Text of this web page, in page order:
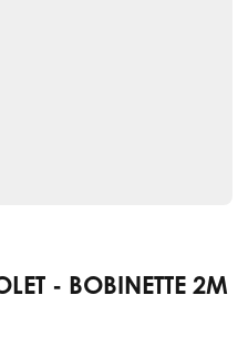
- BOBINETTE 2M